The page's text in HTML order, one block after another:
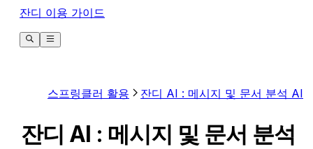
잔디 이용 가이드
스프링클러 활용 잔디 AI : 메시지 및 문서 분석 AI
잔디 AI : 메시지 및 문서 분석